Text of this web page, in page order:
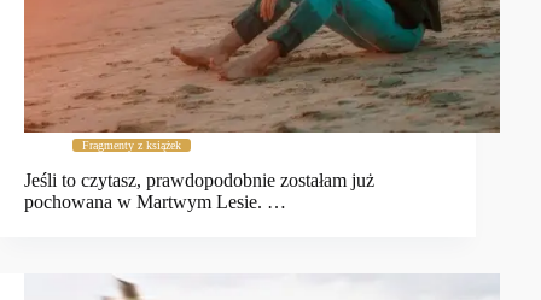
Fragmenty z książek
Jeśli to czytasz, prawdopodobnie zostałam już
pochowana w Martwym Lesie. …